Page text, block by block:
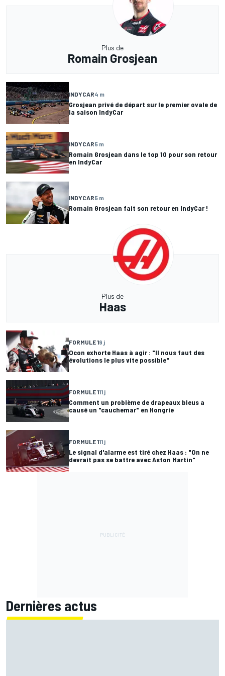
Plus de
Romain Grosjean
INDYCAR4 m
Grosjean privé de départ sur le premier ovale de
la saison IndyCar
INDYCAR5 m
Romain Grosjean dans le top 10 pour son retour
en IndyCar
INDYCAR5 m
Romain Grosjean fait son retour en IndyCar !
Plus de
Haas
FORMULE 19 j
Ocon exhorte Haas à agir : "Il nous faut des
évolutions le plus vite possible"
FORMULE 111 j
Comment un problème de drapeaux bleus a
causé un "cauchemar" en Hongrie
FORMULE 111 j
Le signal d'alarme est tiré chez Haas : "On ne
devrait pas se battre avec Aston Martin"
Dernières actus